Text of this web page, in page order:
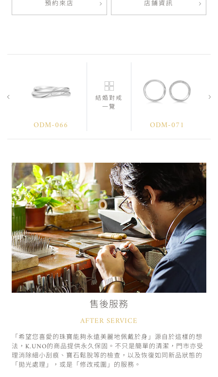
預約來店 店鋪資訊
ODM-066
結婚對戒
一覽
ODM-071
售後服務
AFTER SERVICE
「希望您喜愛的珠寶能夠永遠美麗地佩戴於身」源自於這樣的想
法，K.UNO的商品提供永久保固。不只是簡單的清潔，門市亦受
理消除細小刮痕、寶石鬆脫等的檢查，以及恢復如同新品狀態的
「拋光處理」，或是「修改戒圍」的服務。